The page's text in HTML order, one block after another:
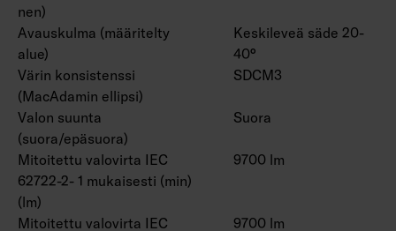
nen)
Avauskulma (määritelty
alue)
Keskileveä säde 20-
40°
Värin konsistenssi
(MacAdamin ellipsi)
SDCM3
Valon suunta
(suora/epäsuora)
Suora
Mitoitettu valovirta IEC
62722-2- 1 mukaisesti (min)
(lm)
9700 lm
Mitoitettu valovirta IEC
9700 lm